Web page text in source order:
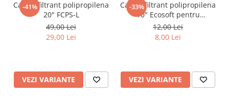
Rezervoare
Medii de filtrare
Contoare si debitmetre
-41%
Cartus filtrant polipropilena
20" FCPS-L
49,00 Lei
29,00 Lei
VEZI VARIANTE
-33%
Cartus filtrant polipropilena
10" Ecosoft pentru
eliminarea sedimentelor
12,00 Lei
8,00 Lei
VEZI VARIANTE